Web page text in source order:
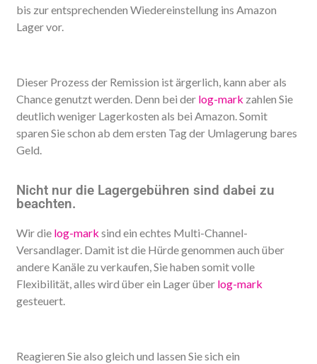
bis zur entsprechenden Wiedereinstellung ins Amazon
Lager vor.
Dieser Prozess der Remission ist ärgerlich, kann aber als
Chance genutzt werden. Denn bei der log-mark zahlen Sie
deutlich weniger Lagerkosten als bei Amazon. Somit
sparen Sie schon ab dem ersten Tag der Umlagerung bares
Geld.
Nicht nur die Lagergebühren sind dabei zu
beachten.
Wir die log-mark sind ein echtes Multi-Channel-
Versandlager. Damit ist die Hürde genommen auch über
andere Kanäle zu verkaufen, Sie haben somit volle
Flexibilität, alles wird über ein Lager über log-mark
gesteuert.
Reagieren Sie also gleich und lassen Sie sich ein